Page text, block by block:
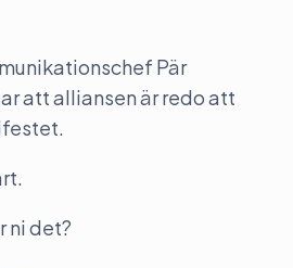
Pär
att alliansen är redo att
ni det?